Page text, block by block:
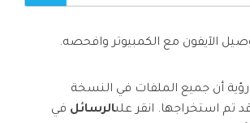
الآيفون مع الكمبيوتر وافحصه.
أن جميع الملفات في النسخة
قد تم استخراجها. انقر علىالرسائل في